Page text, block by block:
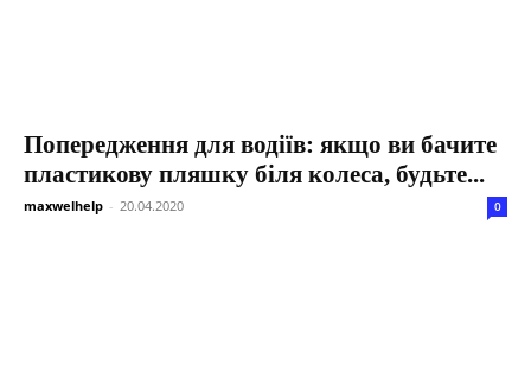
Попередження для водіїв: якщо ви бачите
пластикову пляшку біля колеса, будьте...
maxwelhelp - 20.04.2020 0